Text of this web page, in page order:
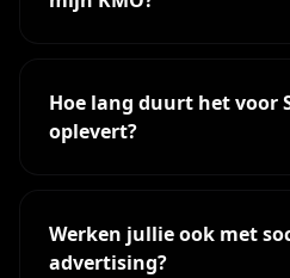
Hoe lang duurt het voor
oplevert?
Werken jullie ook met
advertising?